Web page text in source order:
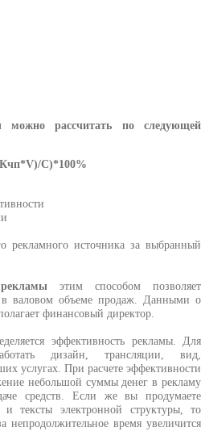
можно рассчитать по следующей
С)*100%
рекламного источника за выбранный
этим способом позволяет
в валовом объеме продаж. Данными о
финансовый директор.
эффективность рекламы. Для
дизайн, трансляции, вид,
услугах. При расчете эффективности
небольшой суммы денег в рекламу
средств. Если же вы продумаете
и тексты электронной структуры, то
время увеличится